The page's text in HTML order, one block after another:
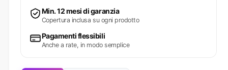
Min. 12 mesi di garanzia
Copertura inclusa su ogni prodotto
Pagamenti flessibili
Anche a rate, in modo semplice